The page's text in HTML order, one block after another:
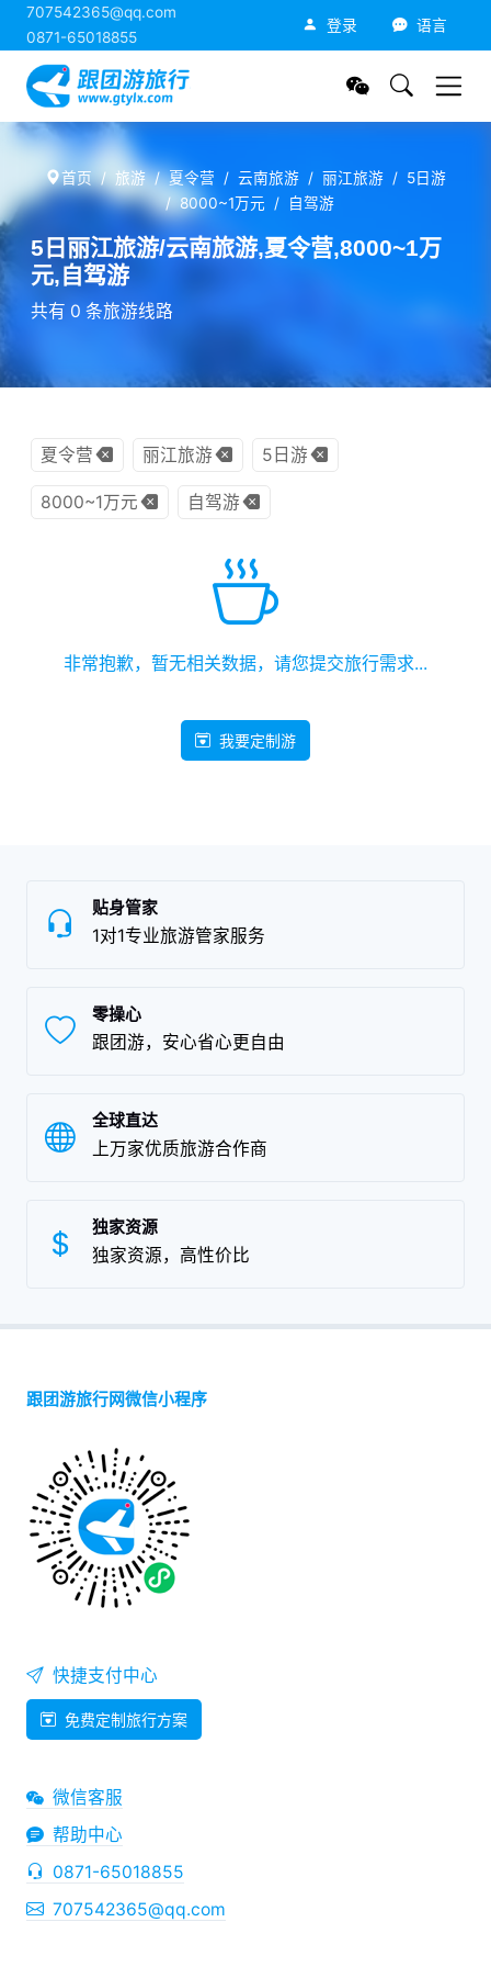
707542365@qq.com
0871-65018855
登录 语言
首页 旅游 夏令营 云南旅游 丽江旅游
5日游
8000~1万元
自驾游
5日丽江旅游/云南旅游,夏令营,8000~1万
元,自驾游
共有 0 条旅游线路
夏令营 丽江旅游 5日游
8000~1万元 自驾游
非常抱歉，暂无相关数据，请您提交旅行需求...
我要定制游
贴身管家
1对1专业旅游管家服务
零操心
跟团游，安心省心更自由
全球直达
上万家优质旅游合作商
独家资源
独家资源，高性价比
跟团游旅行网微信小程序
快捷支付中心
免费定制旅行方案
微信客服
帮助中心
0871-65018855
707542365@qq.com